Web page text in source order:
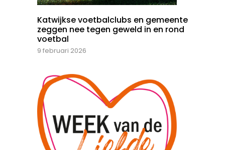
Katwijkse voetbalclubs en gemeente
zeggen nee tegen geweld in en rond
voetbal
9 februari 2026